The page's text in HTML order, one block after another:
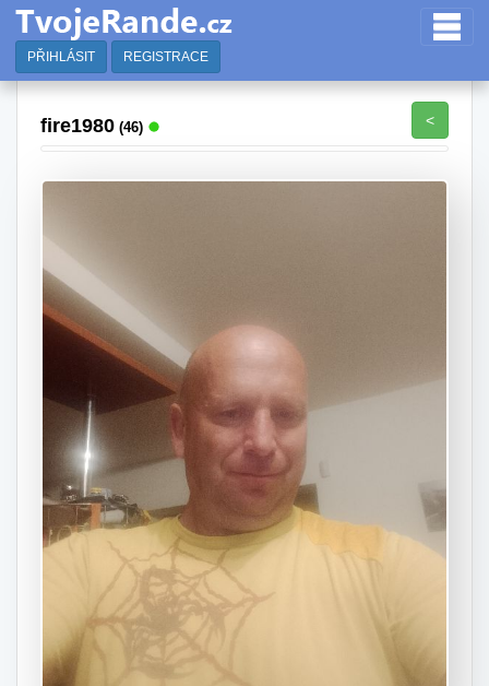
PŘIHLÁSIT REGISTRACE
fire1980 (46) <